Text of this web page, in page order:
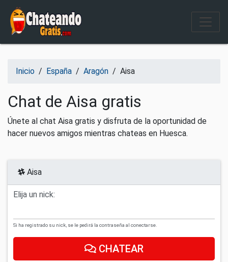
Salir del contenido
Inicio / España / Aragón / Aisa
Chat de Aisa gratis
Únete al chat Aisa gratis y disfruta de la oportunidad de
hacer nuevos amigos mientras chateas en Huesca.
Aisa
Elija un nick:
Si ha registrado su nick, se le pedirá la contraseña al conectarse.
CHATEAR